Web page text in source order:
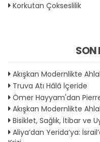
Korkutan Çokseslilik
SON
Akışkan Modernlikte
Truva Atı Hâlâ İçeride
Ömer Hayyam'dan
Akışkan Modernlikte
Bisiklet, Sağlık, İtibar ve
Aliya’dan Yerida’ya: